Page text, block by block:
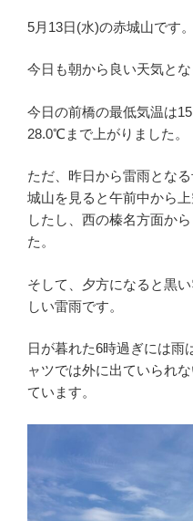
5月13日(水)の赤城山です。
今日も朝から良い天気とな
今日の前橋の最低気温は
28.0℃まで上がりました。
ただ、昨日から雷雨とな
城山を見ると午前中から
したし、西の榛名方面か
た。
そして、夕方になると黒
しい雷雨です。
日が暮れた6時過ぎには雨
ャツでは外に出ていられ
ています。